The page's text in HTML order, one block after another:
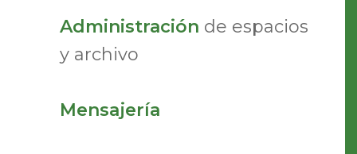
Administración de espacios
y archivo
Mensajería